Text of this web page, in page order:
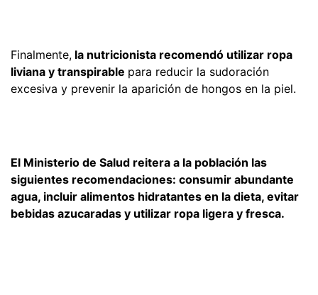
Finalmente, la nutricionista recomendó utilizar ropa
liviana y transpirable para reducir la sudoración
excesiva y prevenir la aparición de hongos en la piel.
El Ministerio de Salud reitera a la población las
siguientes recomendaciones: consumir abundante
agua, incluir alimentos hidratantes en la dieta, evitar
bebidas azucaradas y utilizar ropa ligera y fresca.